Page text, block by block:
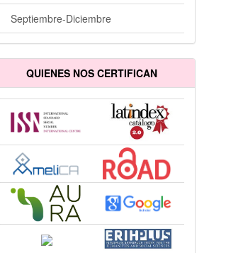
Septiembre-Diciembre
QUIENES NOS CERTIFICAN